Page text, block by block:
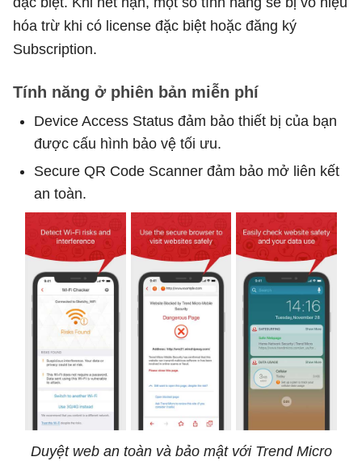
hóa trừ khi có license đặc biệt hoặc đăng ký
Subscription.
Tính năng ở phiên bản miễn phí
Device Access Status đảm bảo thiết bị của bạn
được cấu hình bảo vệ tối ưu.
Secure QR Code Scanner đảm bảo mở liên kết
an toàn.
Duyệt web an toàn và bảo mật với Trend Micro